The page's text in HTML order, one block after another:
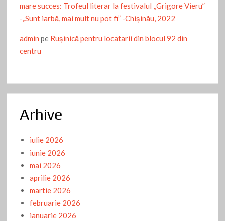
mare succes: Trofeul literar la festivalul ,,Grigore Vieru”
-,,Sunt iarbă, mai mult nu pot fi” -Chişinău, 2022
admin pe Ruşinică pentru locatarii din blocul 92 din
centru
Arhive
iulie 2026
iunie 2026
mai 2026
aprilie 2026
martie 2026
februarie 2026
ianuarie 2026